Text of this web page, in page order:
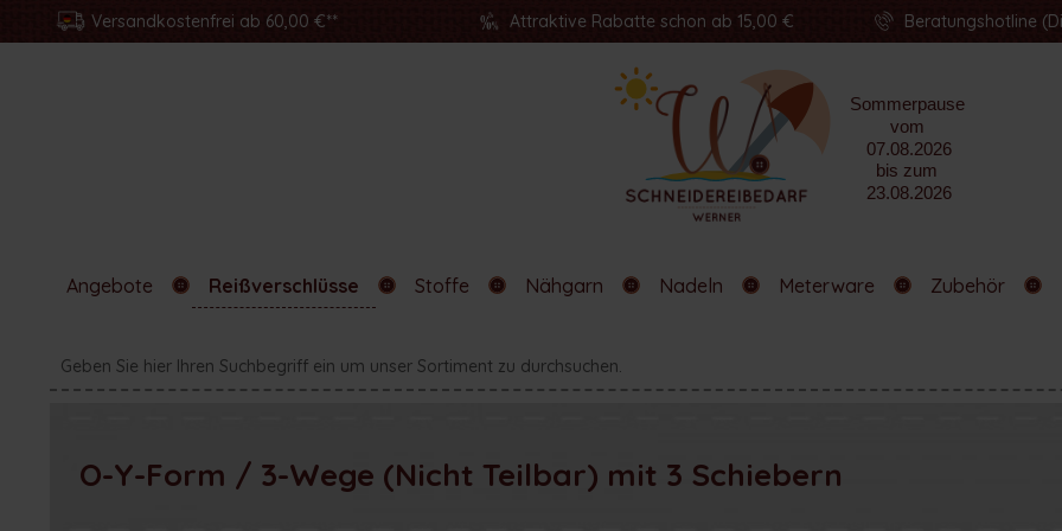
Versandkostenfrei ab 60,00 €** Attraktive Rabatte schon ab 15,00 € Beratungshotline
Angebote Reißverschlüsse Stoffe Nähgarn Nadeln Meterware Zubehör
O-Y-Form / 3-Wege (Nicht Teilbar) mit 3 Schiebern